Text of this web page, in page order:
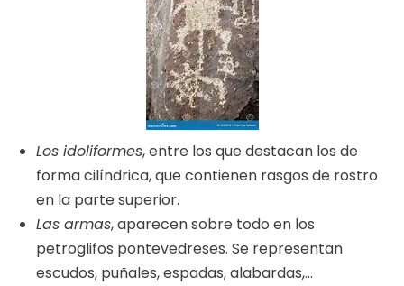
Los idoliformes, entre los que destacan los de
forma cilíndrica, que contienen rasgos de rostro
en la parte superior.
Las armas, aparecen sobre todo en los
petroglifos pontevedreses. Se representan
escudos, puñales, espadas, alabardas,…